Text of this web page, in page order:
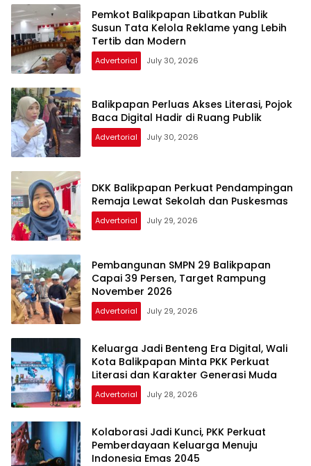
Pemkot Balikpapan Libatkan Publik
Susun Tata Kelola Reklame yang Lebih
Tertib dan Modern
Advertorial July 30, 2026
Balikpapan Perluas Akses Literasi, Pojok
Baca Digital Hadir di Ruang Publik
Advertorial July 30, 2026
DKK Balikpapan Perkuat Pendampingan
Remaja Lewat Sekolah dan Puskesmas
Advertorial July 29, 2026
Pembangunan SMPN 29 Balikpapan
Capai 39 Persen, Target Rampung
November 2026
Advertorial July 29, 2026
Keluarga Jadi Benteng Era Digital, Wali
Kota Balikpapan Minta PKK Perkuat
Literasi dan Karakter Generasi Muda
Advertorial July 28, 2026
Kolaborasi Jadi Kunci, PKK Perkuat
Pemberdayaan Keluarga Menuju
Indonesia Emas 2045